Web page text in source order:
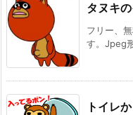
タヌキの
フリー、
す。Jpeg
トイレ